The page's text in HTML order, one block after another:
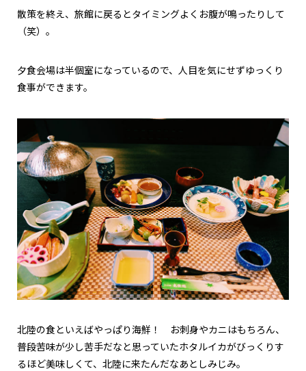
散策を終え、旅館に戻るとタイミングよくお腹が鳴ったりして
（笑）。
夕食会場は半個室になっているので、人目を気にせずゆっくり
食事ができます。
北陸の食といえばやっぱり海鮮！ お刺身やカニはもちろん、
普段苦味が少し苦手だなと思っていたホタルイカがびっくりす
るほど美味しくて、北陸に来たんだなあとしみじみ。